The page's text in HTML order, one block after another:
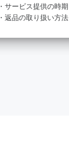
・サービス提供の時期
・返品の取り扱い方法